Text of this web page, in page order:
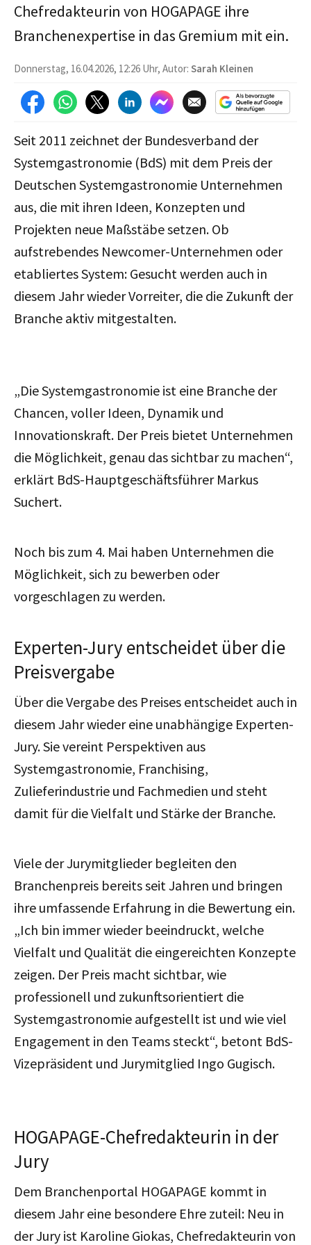
Chefredakteurin von HOGAPAGE ihre
Branchenexpertise in das Gremium mit ein.
Donnerstag, 16.04.2026, 12:26 Uhr, Autor: Sarah Kleinen
Seit 2011 zeichnet der Bundesverband der
Systemgastronomie (BdS) mit dem Preis der
Deutschen Systemgastronomie Unternehmen
aus, die mit ihren Ideen, Konzepten und
Projekten neue Maßstäbe setzen. Ob
aufstrebendes Newcomer-Unternehmen oder
etabliertes System: Gesucht werden auch in
diesem Jahr wieder Vorreiter, die die Zukunft der
Branche aktiv mitgestalten.
„Die Systemgastronomie ist eine Branche der
Chancen, voller Ideen, Dynamik und
Innovationskraft. Der Preis bietet Unternehmen
die Möglichkeit, genau das sichtbar zu machen“,
erklärt BdS-Hauptgeschäftsführer Markus
Suchert.
Noch bis zum 4. Mai haben Unternehmen die
Möglichkeit, sich zu bewerben oder
vorgeschlagen zu werden.
Experten-Jury entscheidet über die
Preisvergabe
Über die Vergabe des Preises entscheidet auch in
diesem Jahr wieder eine unabhängige Experten-
Jury. Sie vereint Perspektiven aus
Systemgastronomie, Franchising,
Zulieferindustrie und Fachmedien und steht
damit für die Vielfalt und Stärke der Branche.
Viele der Jurymitglieder begleiten den
Branchenpreis bereits seit Jahren und bringen
ihre umfassende Erfahrung in die Bewertung ein.
„Ich bin immer wieder beeindruckt, welche
Vielfalt und Qualität die eingereichten Konzepte
zeigen. Der Preis macht sichtbar, wie
professionell und zukunftsorientiert die
Systemgastronomie aufgestellt ist und wie viel
Engagement in den Teams steckt“, betont BdS-
Vizepräsident und Jurymitglied Ingo Gugisch.
HOGAPAGE-Chefredakteurin in der
Jury
Dem Branchenportal HOGAPAGE kommt in
diesem Jahr eine besondere Ehre zuteil: Neu in
der Jury ist Karoline Giokas, Chefredakteurin von